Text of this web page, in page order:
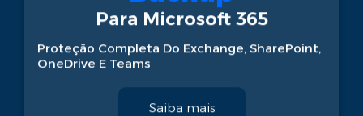
Para Microsoft 365
Proteção Completa Do Exchange, SharePoint,
OneDrive E Teams
Saiba mais